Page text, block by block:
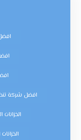
افضل شركة
الخزانات